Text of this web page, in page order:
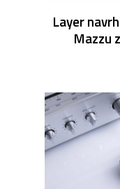
Layer
Mazzu